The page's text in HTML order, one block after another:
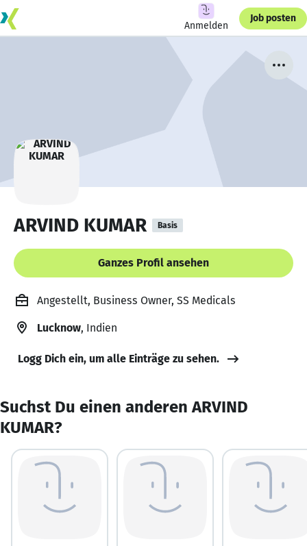
Anmelden
Job posten
ARVIND KUMAR Basis
Ganzes Profil ansehen
Angestellt, Business Owner, SS Medicals
Lucknow, Indien
Logg Dich ein, um alle Einträge zu sehen.
Suchst Du einen anderen ARVIND
KUMAR?